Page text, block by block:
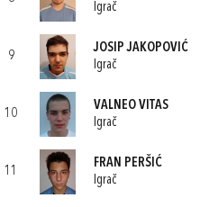
Igrač
9
JOSIP JAKOPOVIĆ
Igrač
10
VALNEO VITAS
Igrač
11
FRAN PERŠIĆ
Igrač